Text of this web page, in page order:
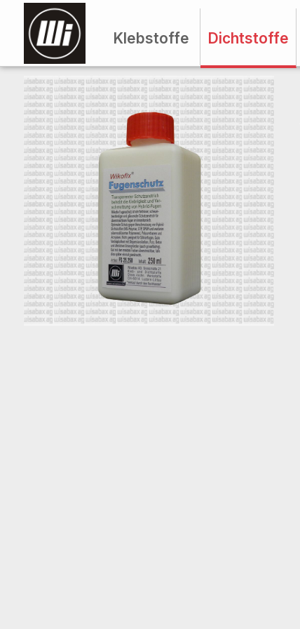
Klebstoffe Dichtstoffe